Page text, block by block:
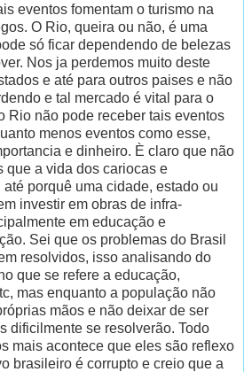
eventos fomentam o turismo na
O Rio, queira ou não, é uma
só ficar dependendo de belezas
Nos ja perdemos muito deste
e até para outros paises e não
e tal mercado é vital para o
Rio não pode receber tais eventos
menos eventos como esse,
e dinheiro. È claro que não
que a vida dos cariocas e
porquê uma cidade, estado ou
investir em obras de infra-
em educação e
Sei que os problemas do Brasil
resolvidos, isso analisando do
que se refere a educação,
mas enquanto a população não
mãos e não deixar de ser
dificilmente se resolverão. Todo
mais acontece que eles são reflexo
brasileiro é corrupto e creio que a